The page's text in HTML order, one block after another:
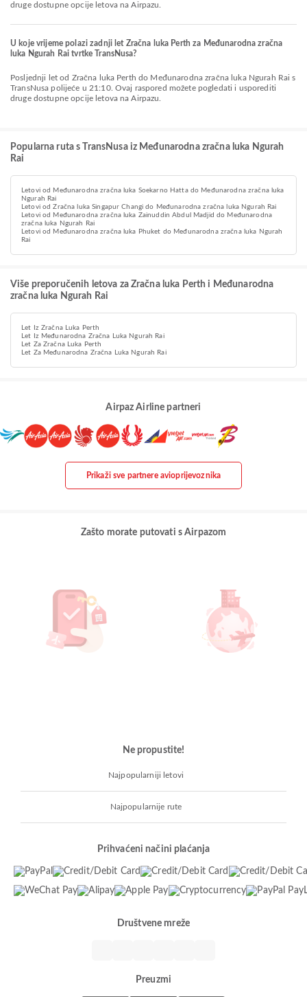
druge dostupne opcije letova na Airpazu.
U koje vrijeme polazi zadnji let Zračna luka Perth za Međunarodna zračna
luka Ngurah Rai tvrtke TransNusa?
Posljednji let od Zračna luka Perth do Međunarodna zračna luka Ngurah Rai s
TransNusa polijeće u 21:10. Ovaj raspored možete pogledati i usporediti
druge dostupne opcije letova na Airpazu.
Popularna ruta s TransNusa iz Međunarodna zračna luka Ngurah
Rai
Letovi od Međunarodna zračna luka Soekarno Hatta do Međunarodna zračna luka
Ngurah Rai
Letovi od Zračna luka Singapur Changi do Međunarodna zračna luka Ngurah Rai
Letovi od Međunarodna zračna luka Zainuddin Abdul Madjid do Međunarodna
zračna luka Ngurah Rai
Letovi od Međunarodna zračna luka Phuket do Međunarodna zračna luka Ngurah
Rai
Više preporučenih letova za Zračna luka Perth i Međunarodna
zračna luka Ngurah Rai
Let Iz Zračna Luka Perth
Let Iz Međunarodna Zračna Luka Ngurah Rai
Let Za Zračna Luka Perth
Let Za Međunarodna Zračna Luka Ngurah Rai
Airpaz Airline partneri
Prikaži sve partnere avioprijevoznika
Zašto morate putovati s Airpazom
Ne propustite!
Najpopularniji letovi
Najpopularnije rute
Prihvaćeni načini plaćanja
Društvene mreže
Preuzmi